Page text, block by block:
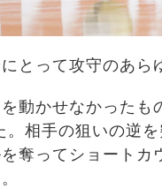
とって攻守のあら
動かせなかった
。相手の狙いの逆
奪ってショート